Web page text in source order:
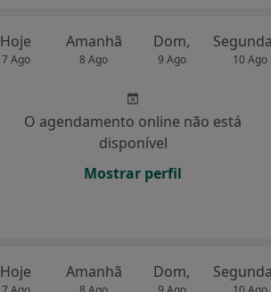
Hoje
7 Ago
Amanhã
8 Ago
Dom,
9 Ago 10 Ago
O agendamento online não está
disponível
Mostrar perfil
Hoje Amanhã Dom,